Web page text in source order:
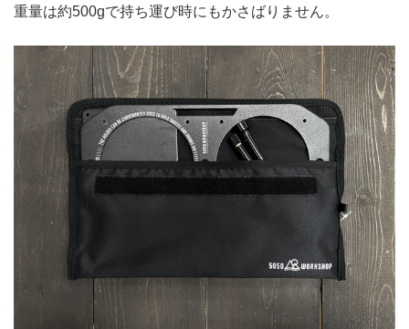
重量は約500gで持ち運び時にもかさばりません。